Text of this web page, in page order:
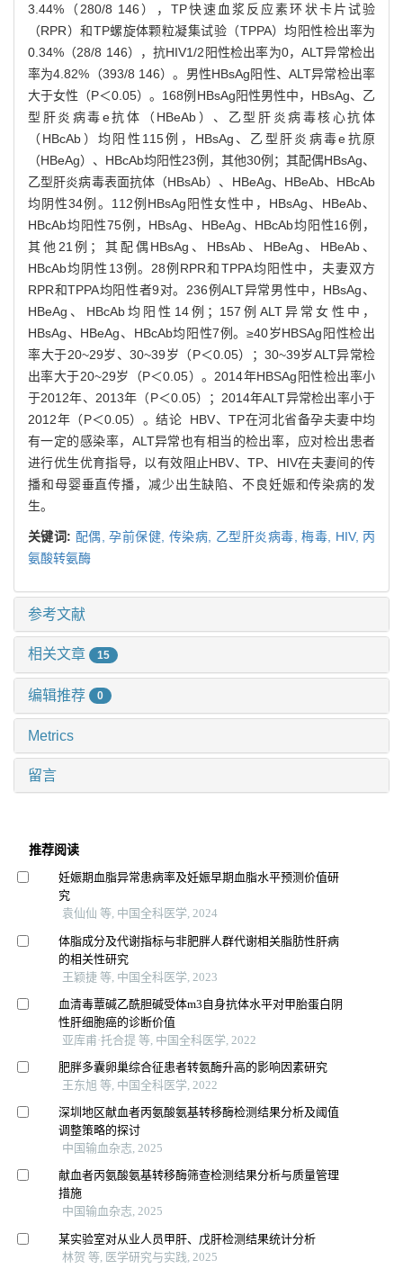
3.44%（280/8 146），TP快速血浆反应素环状卡片试验
（RPR）和TP螺旋体颗粒凝集试验（TPPA）均阳性检出率为
0.34%（28/8 146），抗HIV1/2阳性检出率为0，ALT异常检出
率为4.82%（393/8 146）。男性HBsAg阳性、ALT异常检出率
大于女性（P＜0.05）。168例HBsAg阳性男性中，HBsAg、乙
型肝炎病毒e抗体（HBeAb）、乙型肝炎病毒核心抗体
（HBcAb）均阳性115例，HBsAg、乙型肝炎病毒e抗原
（HBeAg）、HBcAb均阳性23例，其他30例；其配偶HBsAg、
乙型肝炎病毒表面抗体（HBsAb）、HBeAg、HBeAb、HBcAb
均阴性34例。112例HBsAg阳性女性中，HBsAg、HBeAb、
HBcAb均阳性75例，HBsAg、HBeAg、HBcAb均阳性16例，
其他21例；其配偶HBsAg、HBsAb、HBeAg、HBeAb、
HBcAb均阴性13例。28例RPR和TPPA均阳性中，夫妻双方
RPR和TPPA均阳性者9对。236例ALT异常男性中，HBsAg、
HBeAg、HBcAb均阳性14例；157例ALT异常女性中，
HBsAg、HBeAg、HBcAb均阳性7例。≥40岁HBSAg阳性检出
率大于20~29岁、30~39岁（P＜0.05）；30~39岁ALT异常检
出率大于20~29岁（P＜0.05）。2014年HBSAg阳性检出率小
于2012年、2013年（P＜0.05）；2014年ALT异常检出率小于
2012年（P＜0.05）。结论 HBV、TP在河北省备孕夫妻中均
有一定的感染率，ALT异常也有相当的检出率，应对检出患者
进行优生优育指导，以有效阻止HBV、TP、HIV在夫妻间的传
播和母婴垂直传播，减少出生缺陷、不良妊娠和传染病的发
生。
关键词: 配偶,孕前保健, 传染病, 乙型肝炎病毒,梅毒, HIV, 丙
氨酸转氨酶
参考文献
相关文章 15
编辑推荐 0
Metrics
留言
推荐阅读
妊娠期血脂异常患病率及妊娠早期血脂水平预测价值研
究
袁仙仙 等, 中国全科医学, 2024
体脂成分及代谢指标与非肥胖人群代谢相关脂肪性肝病
的相关性研究
王颖捷 等, 中国全科医学, 2023
血清毒蕈碱乙酰胆碱受体m3自身抗体水平对甲胎蛋白阴
性肝细胞癌的诊断价值
亚库甫·托合提 等, 中国全科医学, 2022
肥胖多囊卵巢综合征患者转氨酶升高的影响因素研究
王东旭 等, 中国全科医学, 2022
深圳地区献血者丙氨酸氨基转移酶检测结果分析及阈值
调整策略的探讨
中国输血杂志, 2025
献血者丙氨酸氨基转移酶筛查检测结果分析与质量管理
措施
中国输血杂志, 2025
某实验室对从业人员甲肝、戊肝检测结果统计分析
林贺 等, 医学研究与实践, 2025